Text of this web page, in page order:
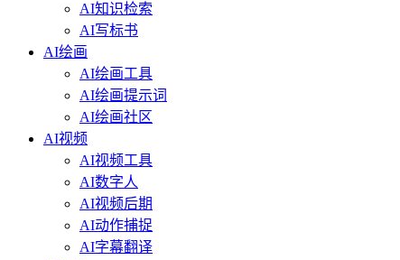
AI知识检索
AI写标书
AI绘画
AI绘画工具
AI绘画提示词
AI绘画社区
AI视频
AI视频工具
AI数字人
AI视频后期
AI动作捕捉
AI字幕翻译